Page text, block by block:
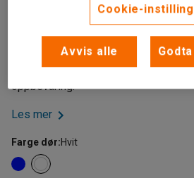
Regulerbare ben
Hyller som tilbehør
Låsbar
Ekstra smalt oppbevaringsskap
oppbevaring.
Les mer
Farge dør:Hvit
Cookie-
Avvis alle